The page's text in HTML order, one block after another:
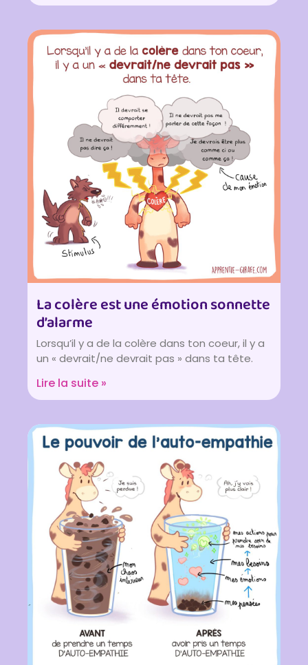
La colère est une émotion sonnette
d’alarme
Lorsqu’il y a de la colère dans ton coeur, il y a
un « devrait/ne devrait pas » dans ta tête.
Lire la suite »